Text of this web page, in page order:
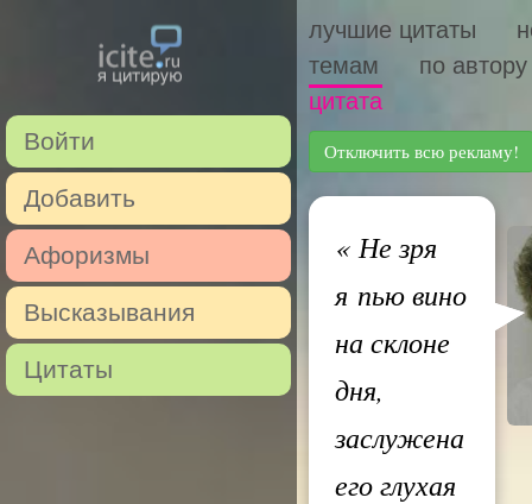
Войти
Добавить
Афоризмы
Высказывания
Цитаты
лучшие цитаты
темам
по автору
цитата
Отключить всю рекламу!
«Не зря
я пью вино
на склоне
дня,
заслужена
его глухая